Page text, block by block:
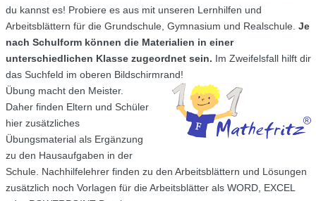
du kannst es! Probiere es aus mit unseren Lernhilfen und
Arbeitsblättern für die Grundschule, Gymnasium und Realschule. Je
nach Schulform können die Materialien in einer
unterschiedlichen Klasse zugeordnet sein. Im Zweifelsfall hilft dir
das Suchfeld im oberen Bildschirmrand!
Übung macht den Meister.
Daher finden Eltern und Schüler
hier zusätzliches
Übungsmaterial als Ergänzung
zu den Hausaufgaben in der
Schule. Nachhilfelehrer finden zu den Arbeitsblättern und Lösungen
zusätzlich noch Vorlagen für die Arbeitsblätter als WORD, EXCEL